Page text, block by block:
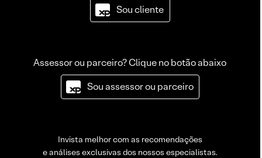
Sou cliente
Assessor ou parceiro? Clique no botão abaixo
Sou assessor ou parceiro
Invista melhor com as recomendações
e análises exclusivas dos nossos especialistas.